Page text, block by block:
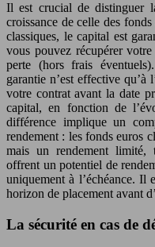
Il est crucial de distinguer
croissance de celle des
classiques, le capital est
vous pouvez récupérer
perte (hors frais
garantie n’est effective qu’à
votre contrat avant la date
capital, en fonction de
différence implique un
rendement : les fonds euros
mais un rendement limité,
offrent un potentiel de
uniquement à l’échéance. Il
horizon de placement avant
La sécurité en cas de